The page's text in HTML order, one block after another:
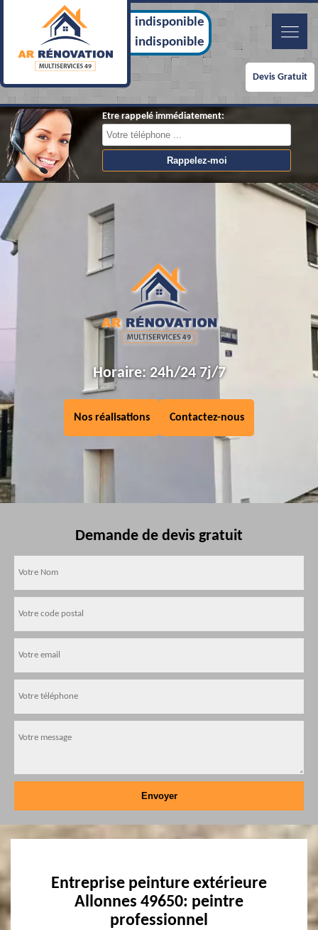
indisponible
indisponible
Devis Gratuit
Etre rappelé immédiatement:
Horaire: 24h/24 7j/7
Nos réalisations Contactez-nous
Demande de devis gratuit
Entreprise peinture extérieure
Allonnes 49650: peintre
professionnel